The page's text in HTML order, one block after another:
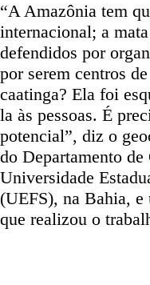
“A Amazônia tem
internacional; a
defendidos por
por serem centros
caatinga? Ela foi
la às pessoas. É
potencial”, diz o
do Departamento
Universidade
(UEFS), na Bahia, e
que realizou o